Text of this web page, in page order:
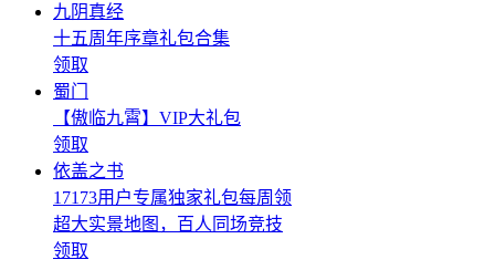
九阴真经
十五周年序章礼包合集
领取
蜀门
【傲临九霄】VIP大礼包
领取
依盖之书
17173用户专属独家礼包每周领
超大实景地图，百人同场竞技
领取